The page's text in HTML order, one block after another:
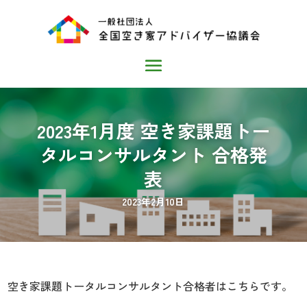
2023年1月度 空き家課題トー
タルコンサルタント 合格発
表
2023年2月10日
空き家課題トータルコンサルタント合格者はこちらです。